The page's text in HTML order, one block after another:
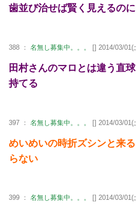
歯並び治せば賢く見えるの
388 ： 名無し募集中。。。 [] 2014/03/01(
田村さんのマロとは違う直
持てる
397 ： 名無し募集中。。。 [] 2014/03/01(
めいめいの時折ズシンと来
らない
399 ： 名無し募集中。。。 [] 2014/03/01(